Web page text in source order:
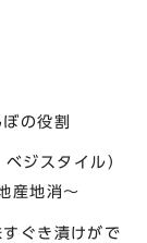
の役割
スタイル）
産地消～
ぐき漬けがで